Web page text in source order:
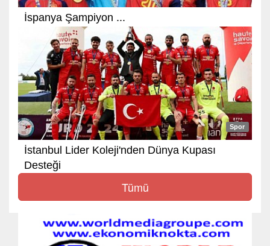
İspanya Şampiyon ...
Spor
İstanbul Lider Koleji'nden Dünya Kupası
Desteği
Tümü